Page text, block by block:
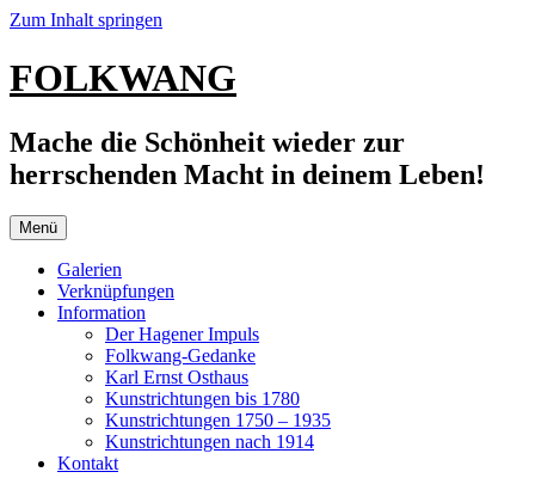
Zum Inhalt springen
FOLKWANG
Mache die Schönheit wieder zur
herrschenden Macht in deinem Leben!
Menü
Galerien
Verknüpfungen
Information
Der Hagener Impuls
Folkwang-Gedanke
Karl Ernst Osthaus
Kunstrichtungen bis 1780
Kunstrichtungen 1750 – 1935
Kunstrichtungen nach 1914
Kontakt